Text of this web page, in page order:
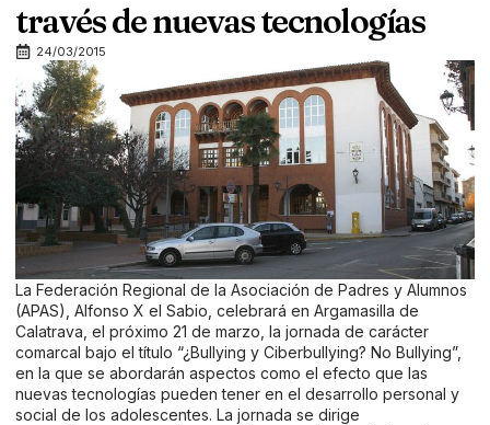
través de nuevas tecnologías
24/03/2015
La Federación Regional de la Asociación de Padres y Alumnos
(APAS), Alfonso X el Sabio, celebrará en Argamasilla de
Calatrava, el próximo 21 de marzo, la jornada de carácter
comarcal bajo el título “¿Bullying y Ciberbullying? No Bullying”,
en la que se abordarán aspectos como el efecto que las
nuevas tecnologías pueden tener en el desarrollo personal y
social de los adolescentes. La jornada se dirige